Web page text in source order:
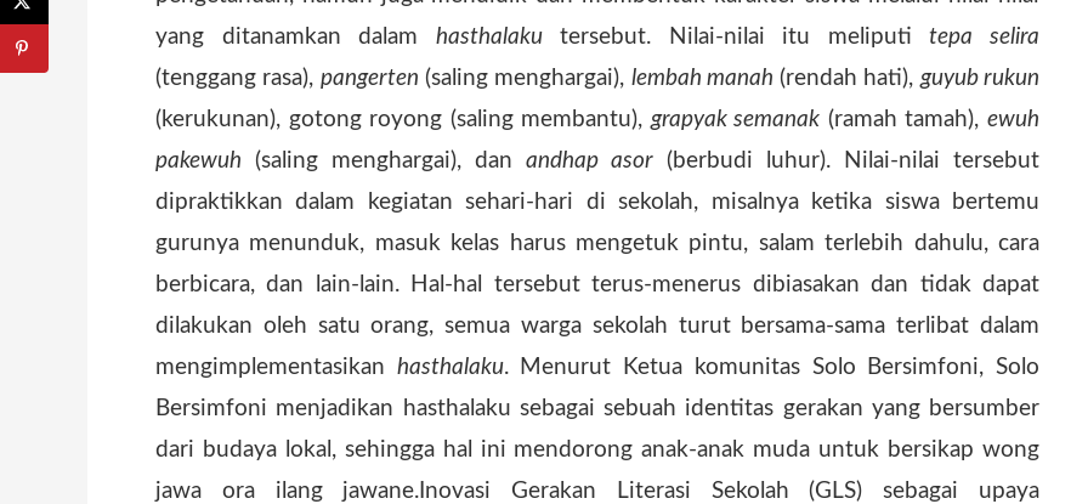
yang ditanamkan dalam hasthalakutersebut. Nilai-nilai itu meliputitepa selira
(tenggang rasa), pangerten (saling menghargai), lembah manah (rendah hati),guyub rukun
(kerukunan), gotong royong (saling membantu),grapyak semanak (ramah tamah),ewuh
pakewuh (saling menghargai), dan andhap asor (berbudi luhur). Nilai-nilai tersebut
dipraktikkan dalam kegiatan sehari-hari di sekolah, misalnya ketika siswa bertemu
gurunya menunduk, masuk kelas harus mengetuk pintu, salam terlebih dahulu, cara
berbicara, dan lain-lain. Hal-hal tersebut terus-menerus dibiasakan dan tidak dapat
dilakukan oleh satu orang, semua warga sekolah turut bersama-sama terlibat dalam
mengimplementasikan hasthalaku. Menurut Ketua komunitas Solo Bersimfoni, Solo
Bersimfoni menjadikan hasthalaku sebagai sebuah identitas gerakan yang bersumber
dari budaya lokal, sehingga hal ini mendorong anak-anak muda untuk bersikap wong
jawa ora ilang jawane.Inovasi Gerakan Literasi Sekolah (GLS) sebagai upaya